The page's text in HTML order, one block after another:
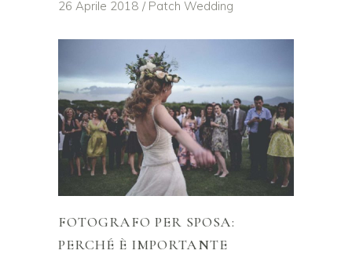
26 Aprile 2018 Patch Wedding
FOTOGRAFO PER SPOSA:
PERCHÉ È IMPORTANTE